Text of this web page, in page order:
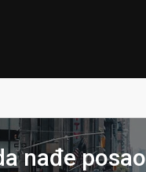
nađe posao